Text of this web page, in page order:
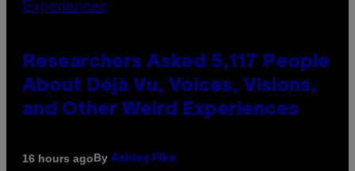
Researchers Asked 5,117 People
About Déjà Vu, Voices, Visions,
and Other Weird Experiences
16 hours agoBy Ashley Fike